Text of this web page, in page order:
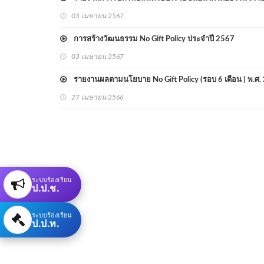
03 เมษายน 2567
การสร้างวัฒนธรรม No Gift Policy ประจำปี 2567
03 เมษายน 2567
รายงานผลตามนโยบาย No Gift Policy (รอบ 6 เดือน ) พ.ศ.
27 เมษายน 2566
ระบบร้องเรียน
ป.ป.ช.
ระบบร้องเรียน
ป.ป.ท.